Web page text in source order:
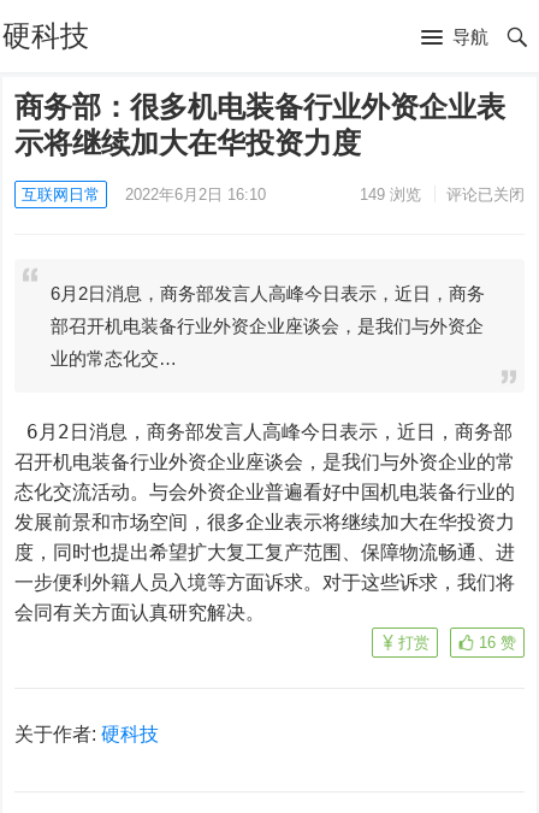
硬科技 导航
商务部：很多机电装备行业外资企业表
示将继续加大在华投资力度
互联网日常 2022年6月2日 16:10 149浏览 评论已关闭
6月2日消息，商务部发言人高峰今日表示，近日，商务
部召开机电装备行业外资企业座谈会，是我们与外资企
业的常态化交…
召开机电装备行业外资企业座谈会，是我们与外资企业的常
态化交流活动。与会外资企业普遍看好中国机电装备行业的
发展前景和市场空间，很多企业表示将继续加大在华投资力
度，同时也提出希望扩大复工复产范围、保障物流畅通、进
一步便利外籍人员入境等方面诉求。对于这些诉求，我们将
会同有关方面认真研究解决。
16 赞
打赏
关于作者:硬科技